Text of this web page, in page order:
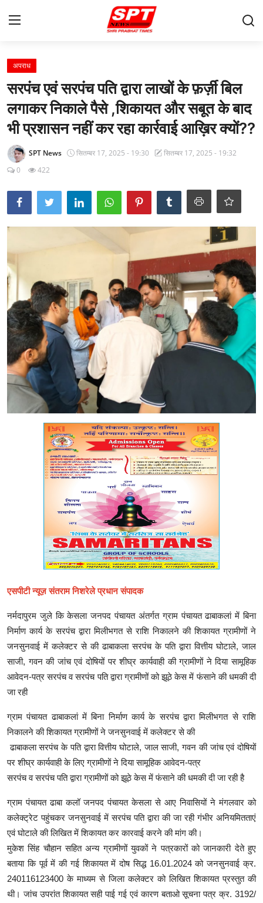
मुखपृष्ठ
Contact
About-Us
क्षेत्रीय
Gallery
विदेश
राज्य
मध्यप्रदेश
शिक्षा जगत
सेहत
रोजगार
मनोरंजन
अपराध
Hindi
अपराध
सरपंच एवं सरपंच पति द्वारा लाखों के फ़र्ज़ी बिल
लगाकर निकाले पैसे ,शिकायत और सबूत के बाद
भी प्रशासन नहीं कर रहा कार्रवाई आख़िर क्यों??
SPT News सितम्बर 17, 2025 - 19:30
सितम्बर 17, 2025 - 19:32
0
422
एसपीटी न्यूज़ संतराम निशरेले प्रधान संपादक
नर्मदापुरम जुले कि केसला जनपद पंचायत अंतर्गत ग्राम पंचायत ढाबाकलां में बिना
निर्माण कार्य के सरपंच द्वारा मिलीभगत से राशि निकालने की शिकायत ग्रामीणों ने
जनसुनवाई में कलेक्टर से की ढाबाकला सरपंच के पति द्वारा वित्तीय घोटाले, जाल
साजी, गवन की जांच एवं दोषियों पर शीघ्र कार्यवाही की ग्रामीणों ने दिया सामूहिक
आवेदन-पत्र सरपंच व सरपंच पति द्वारा ग्रामीणों को झूठे केस में फंसाने की धमकी दी
जा रही
ग्राम पंचायत ढाबाकलां में बिना निर्माण कार्य के सरपंच द्वारा मिलीभगत से राशि
निकालने की शिकायत ग्रामीणों ने जनसुनवाई में कलेक्टर से की
ढाबाकला सरपंच के पति द्वारा वित्तीय घोटाले, जाल साजी, गवन की जांच एवं दोषियों
पर शीघ्र कार्यवाही के लिए ग्रामीणों ने दिया सामूहिक आवेदन-पत्र
सरपंच व सरपंच पति द्वारा ग्रामीणों को झूठे केस में फंसाने की धमकी दी जा रही है
ग्राम पंचायत ढाबा कलॉ जनपद पंचायत केसला से आए निवासियों ने मंगलवार को
कलेक्ट्रेट पहुंचकर जनसुनवाई में सरपंच पति द्वारा की जा रही गंभीर अनियमितताएं
एवं घोटाले की लिखित में शिकायत कर कारवाई करने की मांग की।
मुकेश सिंह चौहान सहित अन्य ग्रामीणों युवकों ने पत्रकारों को जानकारी देते हुए
बताया कि पूर्व में की गई शिकायत में दोष सिद्ध 16.01.2024 को जनसुनवाई क्र.
240116123400 के माध्यम से जिला कलेक्टर को लिखित शिकायत प्रस्तुत की
थी। जांच उपरांत शिकायत सही पाई गई एवं कारण बताओ सूचना पत्र क्र. 3192/